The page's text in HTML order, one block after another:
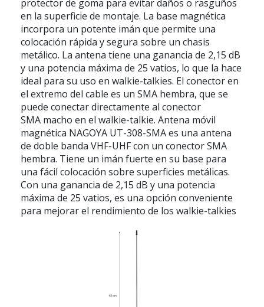
protector de goma para evitar daños o rasguños
en la superficie de montaje. La base magnética
incorpora un potente imán que permite una
colocación rápida y segura sobre un chasis
metálico. La antena tiene una ganancia de 2,15 dB
y una potencia máxima de 25 vatios, lo que la hace
ideal para su uso en walkie-talkies. El conector en
el extremo del cable es un SMA hembra, que se
puede conectar directamente al conector
SMA macho en el walkie-talkie. Antena móvil
magnética NAGOYA UT-308-SMA es una antena
de doble banda VHF-UHF con un conector SMA
hembra. Tiene un imán fuerte en su base para
una fácil colocación sobre superficies metálicas.
Con una ganancia de 2,15 dB y una potencia
máxima de 25 vatios, es una opción conveniente
para mejorar el rendimiento de los walkie-talkies